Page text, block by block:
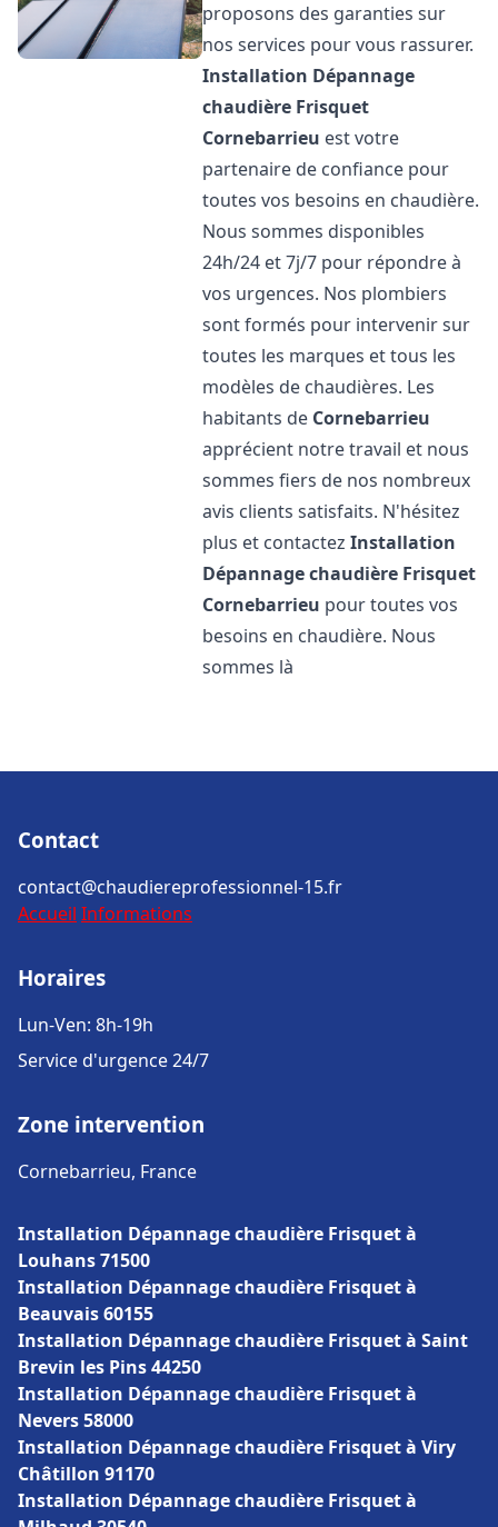
proposons des garanties sur
nos services pour vous rassurer.
Installation Dépannage
chaudière Frisquet
Cornebarrieu est votre
partenaire de confiance pour
toutes vos besoins en chaudière.
Nous sommes disponibles
24h/24 et 7j/7 pour répondre à
vos urgences. Nos plombiers
sont formés pour intervenir sur
toutes les marques et tous les
modèles de chaudières. Les
habitants de Cornebarrieu
apprécient notre travail et nous
sommes fiers de nos nombreux
avis clients satisfaits. N'hésitez
plus et contactezInstallation
Dépannage chaudière Frisquet
Cornebarrieu pour toutes vos
besoins en chaudière. Nous
sommes là
Contact
contact@chaudiereprofessionnel-15.fr
Accueil Informations
Horaires
Lun-Ven: 8h-19h
Service d'urgence 24/7
Zone intervention
Cornebarrieu, France
Installation Dépannage chaudière Frisquet à
Louhans 71500
Installation Dépannage chaudière Frisquet à
Beauvais 60155
Installation Dépannage chaudière Frisquet à Saint
Brevin les Pins 44250
Installation Dépannage chaudière Frisquet à
Nevers 58000
Installation Dépannage chaudière Frisquet à Viry
Châtillon 91170
Installation Dépannage chaudière Frisquet à